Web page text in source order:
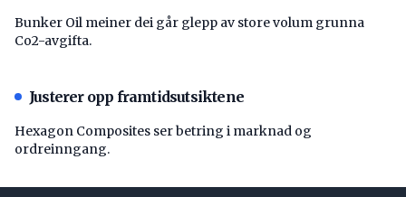
Bunker Oil meiner dei går glepp av store volum grunna
Co2-avgifta.
Justerer opp framtidsutsiktene
Hexagon Composites ser betring i marknad og
ordreinngang.